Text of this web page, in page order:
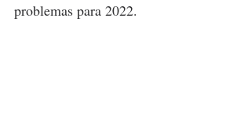
problemas para 2022.